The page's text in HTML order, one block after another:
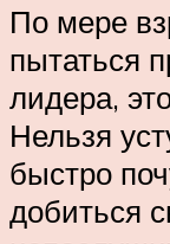
По мере
пытаться
лидера,
Нельзя
быстро
добиться